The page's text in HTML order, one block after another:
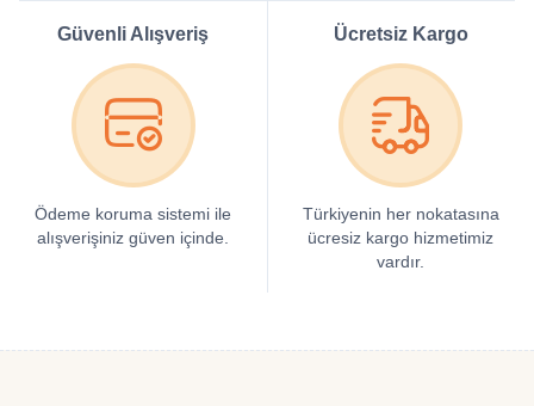
Güvenli Alışveriş
Ödeme koruma sistemi ile
alışverişiniz güven içinde.
Ücretsiz Kargo
Türkiyenin her nokatasına
ücresiz kargo hizmetimiz
vardır.